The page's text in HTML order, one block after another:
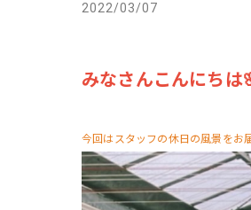
2022/03/07
みなさんこんにちは
今回はスタッフの休日の風景をお